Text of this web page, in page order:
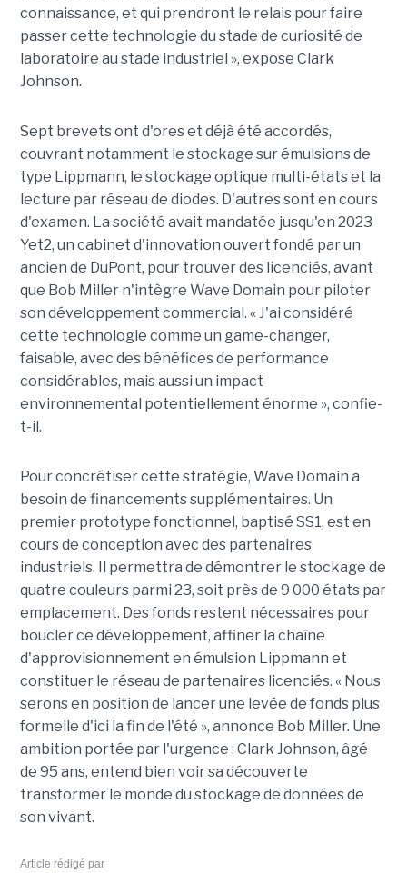
connaissance, et qui prendront le relais pour faire
passer cette technologie du stade de curiosité de
laboratoire au stade industriel », expose Clark
Johnson.
Sept brevets ont d'ores et déjà été accordés,
couvrant notamment le stockage sur émulsions de
type Lippmann, le stockage optique multi-états et la
lecture par réseau de diodes. D'autres sont en cours
d'examen. La société avait mandatée jusqu'en 2023
Yet2, un cabinet d'innovation ouvert fondé par un
ancien de DuPont, pour trouver des licenciés, avant
que Bob Miller n'intègre Wave Domain pour piloter
son développement commercial. « J'ai considéré
cette technologie comme un game-changer,
faisable, avec des bénéfices de performance
considérables, mais aussi un impact
environnemental potentiellement énorme », confie-
t-il.
Pour concrétiser cette stratégie, Wave Domain a
besoin de financements supplémentaires. Un
premier prototype fonctionnel, baptisé SS1, est en
cours de conception avec des partenaires
industriels. Il permettra de démontrer le stockage de
quatre couleurs parmi 23, soit près de 9 000 états par
emplacement. Des fonds restent nécessaires pour
boucler ce développement, affiner la chaîne
d'approvisionnement en émulsion Lippmann et
constituer le réseau de partenaires licenciés. « Nous
serons en position de lancer une levée de fonds plus
formelle d'ici la fin de l'été », annonce Bob Miller. Une
ambition portée par l'urgence : Clark Johnson, âgé
de 95 ans, entend bien voir sa découverte
transformer le monde du stockage de données de
son vivant.
Article rédigé par